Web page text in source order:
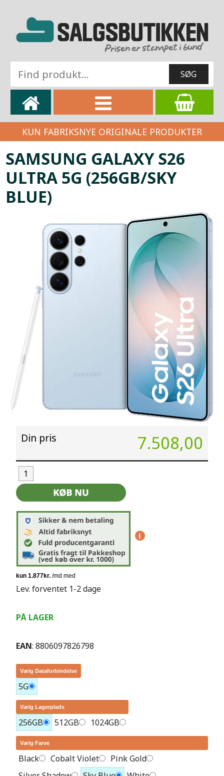
KUN FABRIKSNYE ORIGINALE PRODUKTER
SAMSUNG GALAXY S26
ULTRA 5G (256GB/SKY
BLUE)
Din pris 7.508,00
i
Lev. forventet 1-2 dage
PÅ LAGER
EAN: 8806097826798
Vælg Dataforbindelse
5G
Vælg Lagerplads
256GB 512GB 1024GB
Vælg Farve
Black Cobalt Violet
Pink Gold